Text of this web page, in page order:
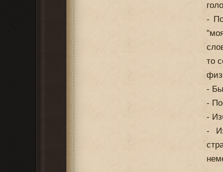
-
то
-
-
-
-